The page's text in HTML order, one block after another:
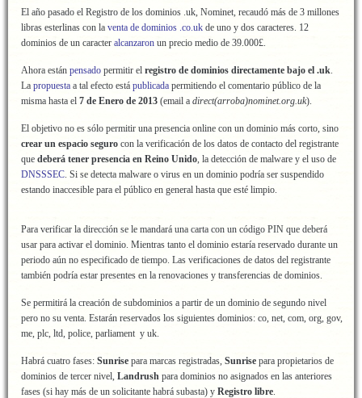
El año pasado el Registro de los dominios .uk, Nominet, recaudó más de 3 millones
libras esterlinas con la venta de dominios .co.uk de uno y dos caracteres. 12
dominios de un caracter alcanzaron un precio medio de 39.000£.
Ahora están pensado permitir el registro de dominios directamente bajo el .uk.
La propuesta a tal efecto está publicada permitiendo el comentario público de la
misma hasta el 7 de Enero de 2013 (email a direct(arroba)nominet.org.uk).
El objetivo no es sólo permitir una presencia online con un dominio más corto, sino
crear un espacio seguro con la verificación de los datos de contacto del registrante
que deberá tener presencia en Reino Unido, la detección de malware y el uso de
DNSSSEC. Si se detecta malware o virus en un dominio podría ser suspendido
estando inaccesible para el público en general hasta que esté limpio.
Para verificar la dirección se le mandará una carta con un código PIN que deberá
usar para activar el dominio. Mientras tanto el dominio estaría reservado durante un
periodo aún no especificado de tiempo. Las verificaciones de datos del registrante
también podría estar presentes en la renovaciones y transferencias de dominios.
Se permitirá la creación de subdominios a partir de un dominio de segundo nivel
pero no su venta. Estarán reservados los siguientes dominios: co, net, com, org, gov,
me, plc, ltd, police, parliament y uk.
Habrá cuatro fases: Sunrise para marcas registradas, Sunrise para propietarios de
dominios de tercer nivel, Landrush para dominios no asignados en las anteriores
fases (si hay más de un solicitante habrá subasta) y Registro libre.